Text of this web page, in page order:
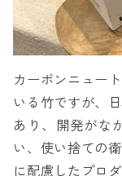
カーボンニュー
いる竹ですが、
あり、開発がな
い、使い捨ての
に配慮したプロ